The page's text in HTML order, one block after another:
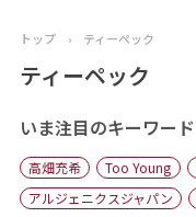
ニュース
おすすめコンテンツ
出版物
トップ › ティーペック
ティーペック
いま注目のキーワード
高畑充希 Too Young
アルジェニクスジャパン